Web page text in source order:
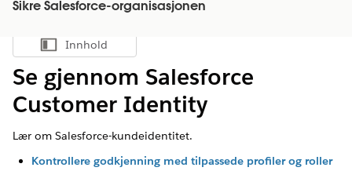
Sikre Salesforce-organisasjonen
Vis innholdsfortegnelse
Innhold
Se gjennom Salesforce
Customer Identity
Lær om Salesforce-kundeidentitet.
Kontrollere godkjenning med tilpassede profiler og roller